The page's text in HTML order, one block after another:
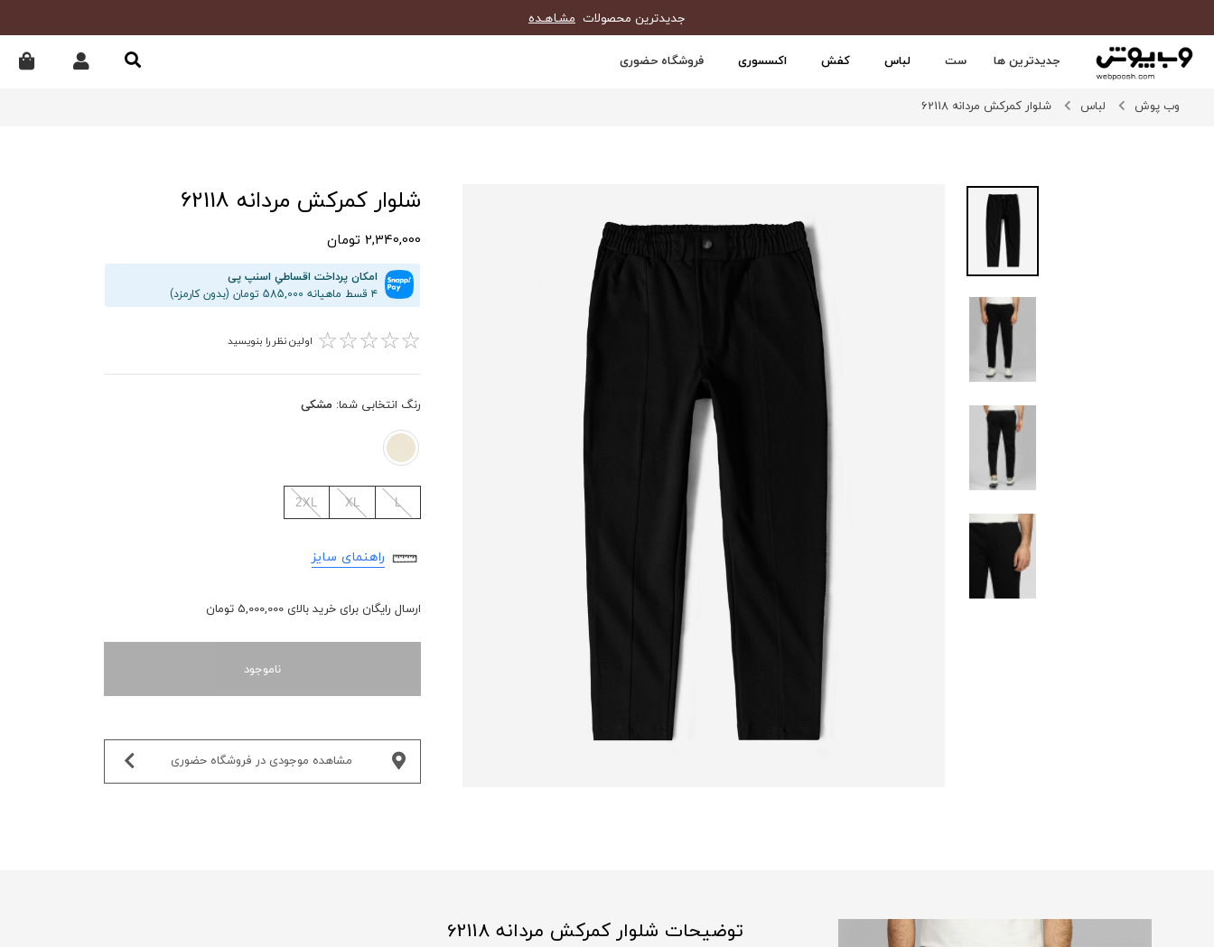
جدیدترین محصولات مشـاهـده
جدیدترین ها ست لباس کفش اکسسوری فروشگاه حضوری
وب پوش لباس شلوار کمرکش مردانه 62118
شلوار کمرکش مردانه 62118
2,340,000 تومان
امکان پرداخت اقساطیِ اسنپ پی
۴ قسط ماهیانه 585,000 تومان (بدون کارمزد)
☆
☆
☆
☆
☆ اولین نظر را بنویسید
رنگ انتخابی شما: مشکی
L
XL
2XL
راهنمای سایز
ارسال رایگان برای خرید بالای 5,000,000 تومان
ناموجود
مشاهده موجودی در فروشگاه حضوری‌
توضیحات شلوار کمرکش مردانه 62118